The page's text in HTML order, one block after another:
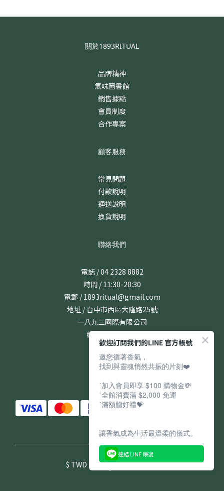
關於1893RITUAL
品牌精神
氣味圖書館
銷售據點
會員制度
合作專案
顧客服務
常見問題
付款說明
運送說明
換貨說明
聯絡我們
電話 / 04 2328 8882
時間 / 11:30-20:30
電郵 / 1893ritual@gmail.com
地址 / 台中市西區大隆路25號
一八九三國際有限公司
統編 / 24831167
$ TWD English
歡迎訂閱我們的LINE 官方帳號
邀您循著香氣，
找到與靈魂悄然共振的片刻❤️
˙加入會員即享 $100 購物金💸
˙全館消費滿 $2,000 免運
˙滿額贈好禮💝
讓香氣成為生活最溫柔的儀式。
連結 LINE 帳號